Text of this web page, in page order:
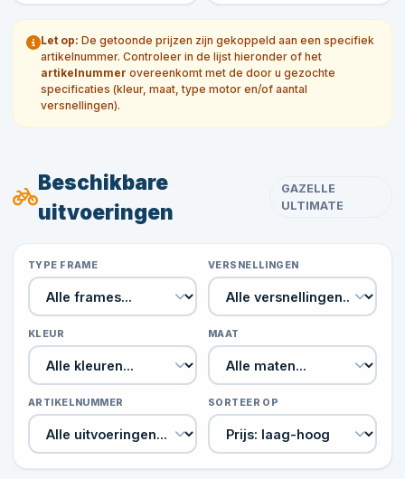
Let op: De getoonde prijzen zijn gekoppeld aan een specifiek
artikelnummer. Controleer in de lijst hieronder of het
artikelnummer overeenkomt met de door u gezochte
specificaties (kleur, maat, type motor en/of aantal
versnellingen).
Beschikbare
uitvoeringen
GAZELLE
ULTIMATE
TYPE FRAME VERSNELLINGEN
KLEUR MAAT
ARTIKELNUMMER SORTEER OP